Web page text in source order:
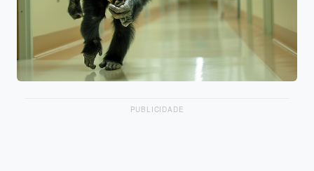
PUBLICIDADE